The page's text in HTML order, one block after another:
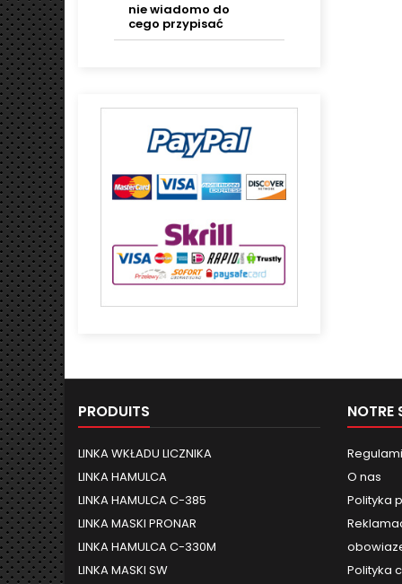
nie wiadomo do
cego przypisać
PRODUITS
LINKA WKŁADU LICZNIKA
LINKA HAMULCA
LINKA HAMULCA C-385
LINKA MASKI PRONAR
LINKA HAMULCA C-330M
LINKA MASKI SW
NOTRE
O nas
Polityka
Polityka